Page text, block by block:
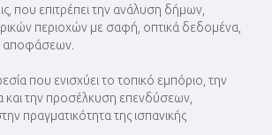
που επιτρέπει την ανάλυση δήμων,
περιοχών με σαφή, οπτικά δεδομένα,
αποφάσεων.
που ενισχύει το τοπικό εμπόριο, την
και την προσέλκυση επενδύσεων,
πραγματικότητα της ισπανικής